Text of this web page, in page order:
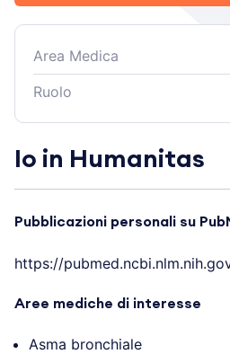
Area Medica
Ruolo
Io in Humanitas
Pubblicazioni personali su
https://
Aree mediche di interesse
Asma bronchiale